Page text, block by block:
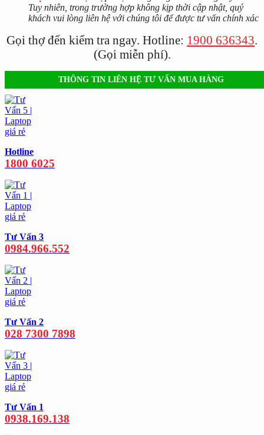
Tuy nhiên, trong trường hợp không kịp thời cập nhật, quý
khách vui lòng liên hệ với chúng tôi để được tư vấn chính xác
Gọi thợ đến kiểm tra ngay. Hotline: 1900 636343.
(Gọi miễn phí).
THÔNG TIN LIÊN HỆ TƯ VẤN MUA HÀNG
Hotline
1800 6025
Tư Vấn 3
0984.966.552
Tư Vấn 2
028 7300 7898
Tư Vấn 1
0938.169.138